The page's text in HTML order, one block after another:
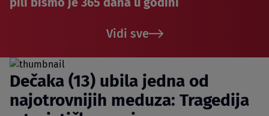
Vidi sve
Dečaka (13) ubila jedna od
najotrovnijih meduza: Tragedija